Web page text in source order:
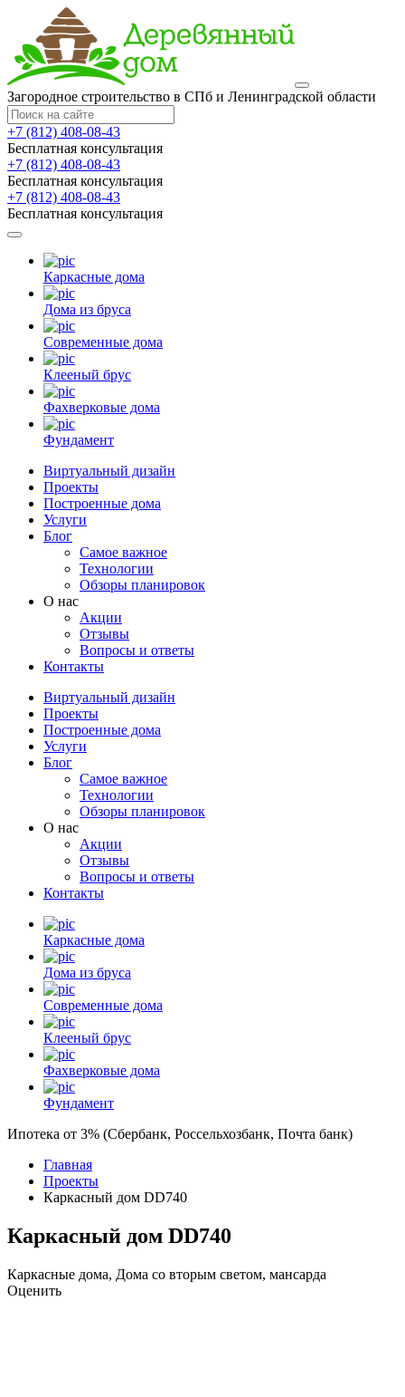
Загородное строительство в СПб и Ленинградской области
+7 (812) 408-08-43
Бесплатная консультация
+7 (812) 408-08-43
Бесплатная консультация
+7 (812) 408-08-43
Бесплатная консультация
Каркасные дома
Дома из бруса
Современные дома
Клееный брус
Фахверковые дома
Фундамент
Виртуальный дизайн
Проекты
Построенные дома
Услуги
Блог
Самое важное
Технологии
Обзоры планировок
О нас
Акции
Отзывы
Вопросы и ответы
Контакты
Виртуальный дизайн
Проекты
Построенные дома
Услуги
Блог
Самое важное
Технологии
Обзоры планировок
О нас
Акции
Отзывы
Вопросы и ответы
Контакты
Каркасные дома
Дома из бруса
Современные дома
Клееный брус
Фахверковые дома
Фундамент
Ипотека от 3% (Сбербанк, Россельхозбанк, Почта банк)
Главная
Проекты
Каркасный дом DD740
Каркасный дом DD740
Каркасные дома, Дома со вторым светом, мансарда
Оценить